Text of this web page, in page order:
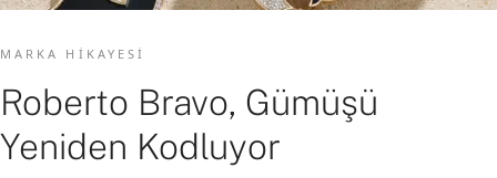
MARKA HIKAYESI
Roberto Bravo, Gümüşü
Yeniden Kodluyor